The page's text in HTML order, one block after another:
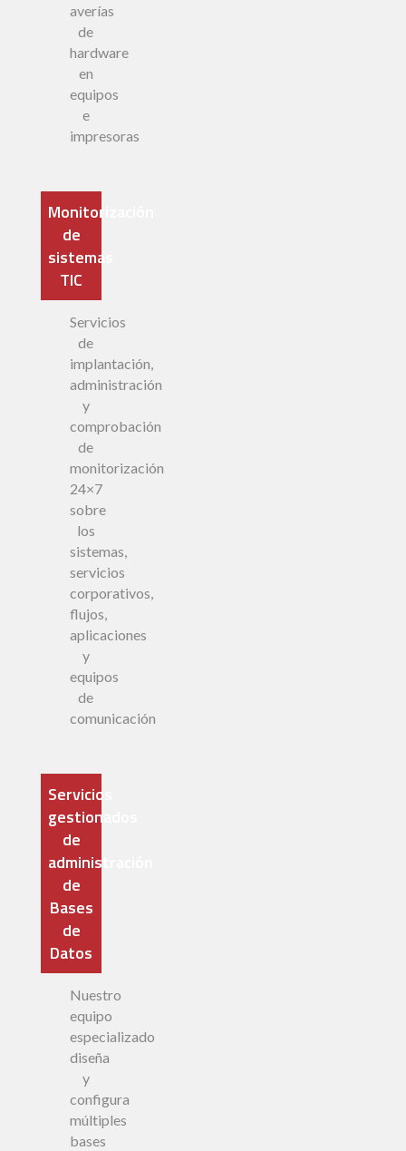
averías
de
hardware
en
equipos
e
impresoras
Monitorización
de
sistemas
TIC
Servicios
de
implantación,
administración
y
comprobación
de
monitorización
24×7
sobre
los
sistemas,
servicios
corporativos,
flujos,
aplicaciones
y
equipos
de
comunicación
Servicios
gestionados
de
administración
de
Bases
de
Datos
Nuestro
equipo
especializado
diseña
y
configura
múltiples
bases